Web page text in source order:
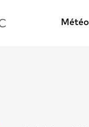
Météo